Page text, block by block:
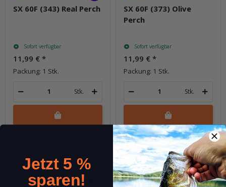
SX 60F (343) Real Perch
Sofort verfügbar
11,99 € *
Packung: 1 Stk.
Stk.
SX 60F (373) Olive
Perch
Sofort verfügbar
11,99 € *
Packung: 1 Stk.
Stk.
Frage zum Artikel
Produktbeschreibung
Jetzt 5 %
sparen!